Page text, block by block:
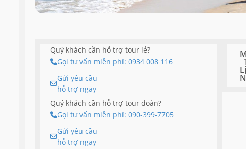
Quý khách cần hỗ trợ tour lẻ?
Gọi tư vấn miễn phí: 0934 008 116
Gửi yêu cầu
hỗ trợ ngay
Quý khách cần hỗ trợ tour đoàn?
Gọi tư vấn miễn phí: 090-399-7705
Gửi yêu cầu
hỗ trợ ngay